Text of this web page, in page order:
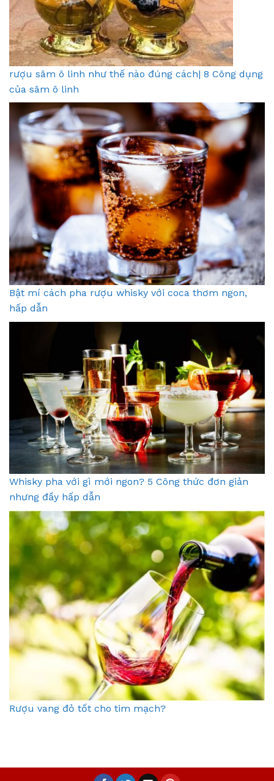
rượu sâm ô linh như thế nào đúng cách| 8 Công dụng
của sâm ô linh
Bật mí cách pha rượu whisky với coca thơm ngon,
hấp dẫn
Whisky pha với gì mới ngon? 5 Công thức đơn giản
nhưng đầy hấp dẫn
Rượu vang đỏ tốt cho tim mạch?